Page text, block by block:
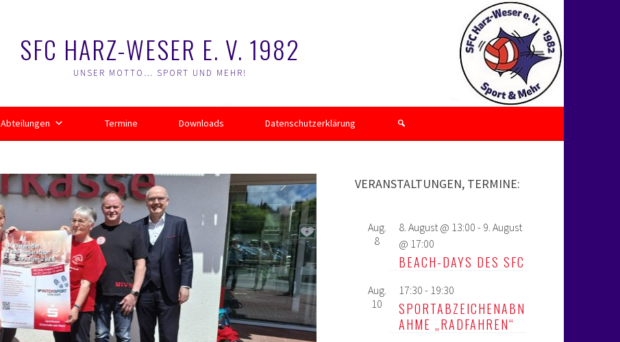
SFC HARZ-WESER E. V. 1982
UNSER MOTTO… SPORT UND MEHR!
Abteilungen Termine Downloads Datenschutzerklärung
VERANSTALTUNGEN, TERMINE:
Aug.
8
8. August @ 13:00 - 9. August
@ 17:00
BEACH-DAYS DES SFC
Aug.
10
17:30 - 19:30
SPORTABZEICHENABN
AHME „RADFAHREN“